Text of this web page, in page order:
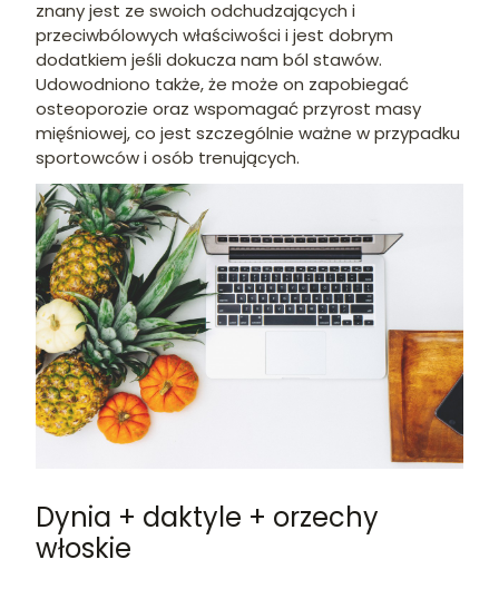
znany jest ze swoich odchudzających i
przeciwbólowych właściwości i jest dobrym
dodatkiem jeśli dokucza nam ból stawów.
Udowodniono także, że może on zapobiegać
osteoporozie oraz wspomagać przyrost masy
mięśniowej, co jest szczególnie ważne w przypadku
sportowców i osób trenujących.
Dynia + daktyle + orzechy
włoskie